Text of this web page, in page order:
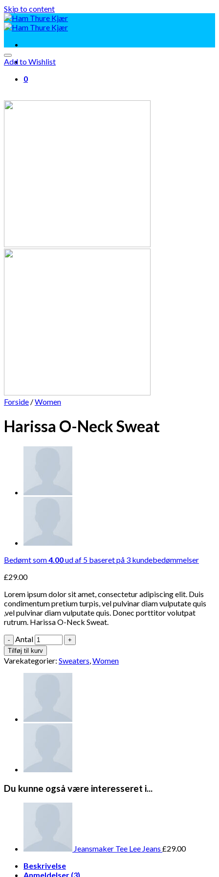
Skip to content
0
Add to Wishlist
Forside /Women
Harissa O-Neck Sweat
Bedømt som4.00ud af 5 baseret på 3 kundebedømmelser
£29.00
Lorem ipsum dolor sit amet, consectetur adipiscing elit. Duis
condimentum pretium turpis, vel pulvinar diam vulputate quis
,vel pulvinar diam vulputate quis. Donec porttitor volutpat
rutrum. Harissa O-Neck Sweat.
Antal
Tilføj til kurv
Varekategorier: Sweaters,Women
Du kunne også være interesseret i...
Jeansmaker Tee Lee Jeans £29.00
Beskrivelse
Anmeldelser (3)